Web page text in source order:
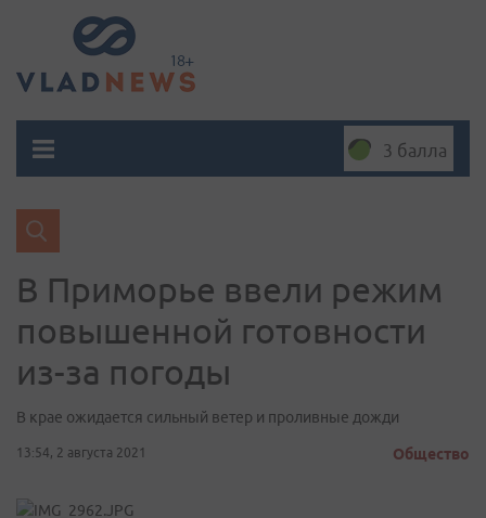
3 балла
В Приморье ввели режим
повышенной готовности
из-за погоды
В крае ожидается сильный ветер и проливные дожди
13:54, 2 августа 2021 Общество